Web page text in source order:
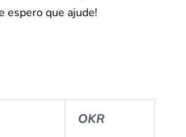
espero que ajude!
OKR